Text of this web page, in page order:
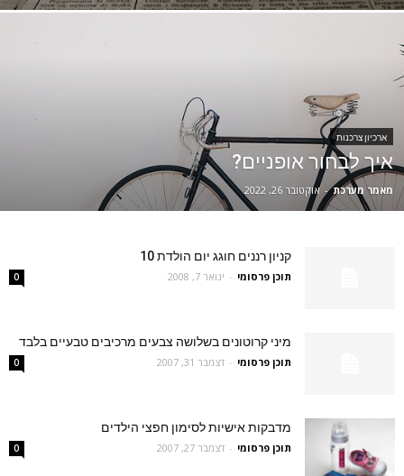
ארכיון צרכנות
איך לבחור אופניים?
מאמר מערכת - אוקטובר 26, 2022
קניון רננים חוגג יום הולדת 10
תוכן פרסומי - ינואר 7, 2008 0
מיני קרוטונים בשלושה צבעים מרכיבים טבעיים בלבד
תוכן פרסומי - דצמבר 31, 2007 0
מדבקות אישיות לסימון חפצי הילדים
תוכן פרסומי - דצמבר 27, 2007 0